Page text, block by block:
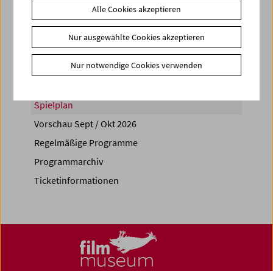
Share on
Spielplan
Vorschau Sept / Okt 2026
Regelmäßige Programme
Programmarchiv
Ticketinformationen
Alle Cookies akzeptieren
Nur ausgewählte Cookies akzeptieren
Nur notwendige Cookies verwenden